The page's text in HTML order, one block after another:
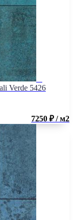
Verde 5426
7250 ₽ / м2